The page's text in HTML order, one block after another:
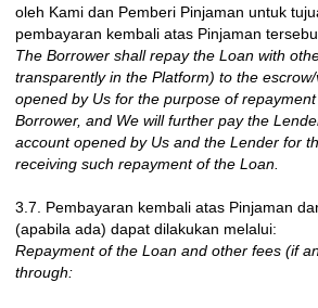
oleh Kami dan Pemberi Pinjaman untuk
pembayaran kembali atas Pinjaman
The Borrower shall repay the Loan with
transparently in the Platform) to the
opened by Us for the purpose of
Borrower, and We will further pay the
account opened by Us and the Lender for
receiving such repayment of the Loan.
3.7. Pembayaran kembali atas Pinjaman
(apabila ada) dapat dilakukan melalui:
Repayment of the Loan and other fees (if
through: